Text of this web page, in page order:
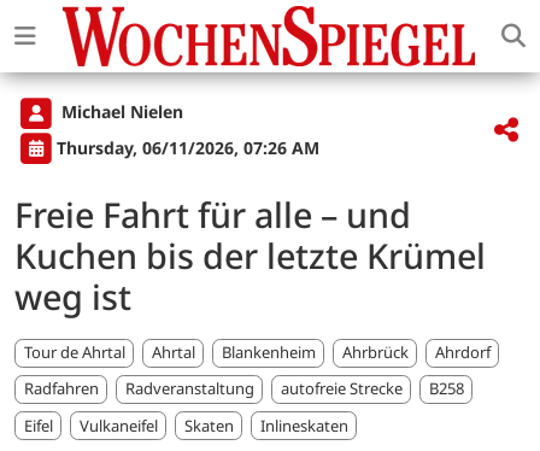
Michael Nielen
Thursday, 06/11/2026, 07:26 AM
Freie Fahrt für alle – und
Kuchen bis der letzte Krümel
weg ist
Tour de Ahrtal Ahrtal Blankenheim Ahrbrück
Ahrdorf
Radfahren
Radveranstaltung autofreie Strecke
B258
Eifel
Vulkaneifel Skaten Inlineskaten